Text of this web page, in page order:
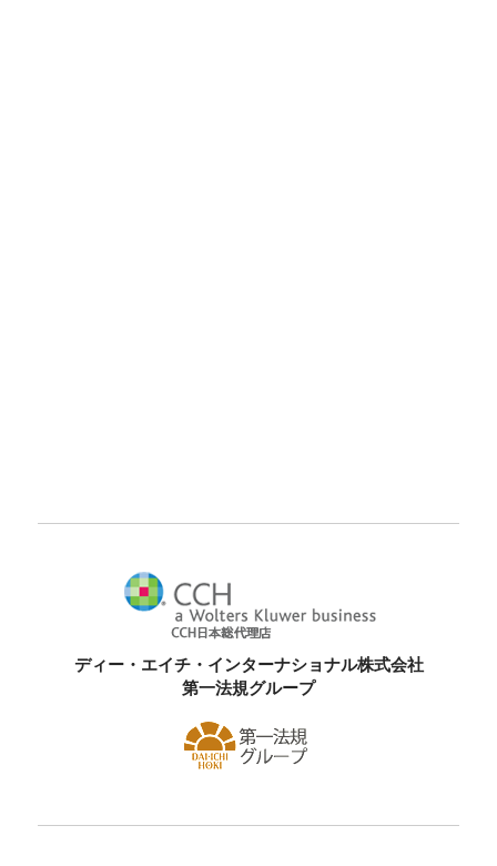
ディー・エイチ・インターナショナル株式会社
第一法規グループ